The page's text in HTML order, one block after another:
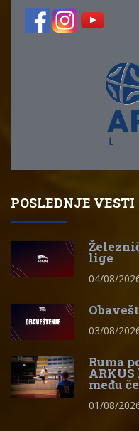
POSLEDNJE VESTI
lige
04/08/
03/08/
Ruma
među
01/08/